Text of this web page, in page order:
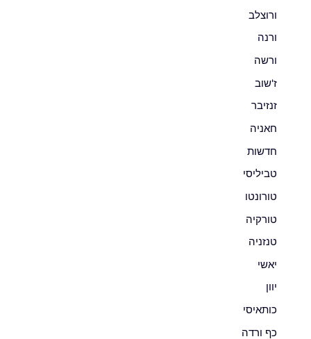
ורוצלב
ורנה
ורשה
ז'שוב
זנזיבר
חאניה
חדשות
טביליסי
טורונטו
טורקיה
טנזניה
יאשי
יוון
כותאיסי
כף ורדה